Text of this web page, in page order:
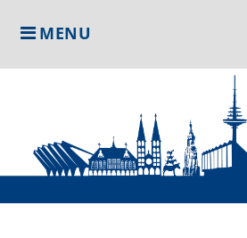
MENU
UND
VERTRETUNG